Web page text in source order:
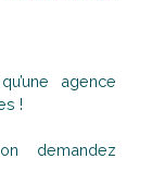
agence
!
demandez